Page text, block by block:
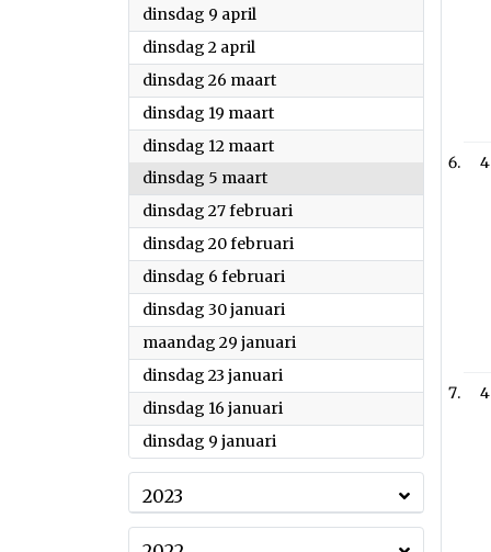
dinsdag 9 april
dinsdag 2 april
dinsdag 26 maart2024
dinsdag 19 maart2024
dinsdag 12 maart2024
dinsdag 5 maart2024
dinsdag 27 februari
dinsdag 20 februari
dinsdag 6 februari
dinsdag 30 januari
maandag 29 januari
dinsdag 23 januari
dinsdag 16 januari
dinsdag 9 januari
2023